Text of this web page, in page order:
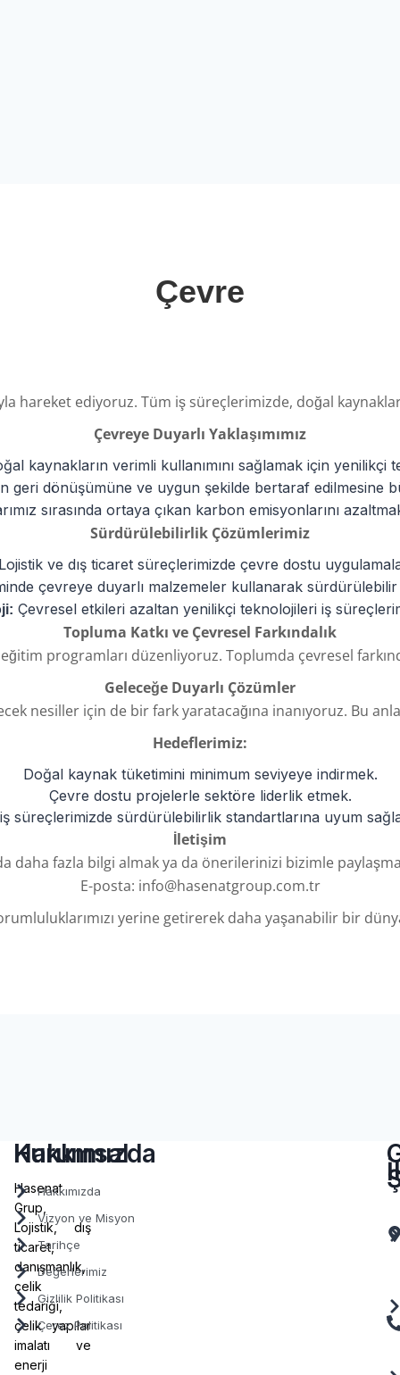
Çevre
ediyoruz. Tüm iş süreçlerimizde, doğal
Çevreye Duyarlı Yaklaşımımız
kaynakların verimli kullanımını sağlamak için yenilikçi
geri dönüşümüne ve uygun şekilde bertaraf edilmesine
sırasında ortaya çıkan karbon emisyonlarını
Sürdürülebilirlik Çözümlerimiz
ve dış ticaret süreçlerimizde çevre dostu
çevreye duyarlı malzemeler kullanarak sürdürülebilir
Çevresel etkileri azaltan yenilikçi teknolojileri iş
Topluma Katkı ve Çevresel Farkındalık
eğitim programları düzenliyoruz. Toplumda çevresel
Geleceğe Duyarlı Çözümler
nesiller için de bir fark yaratacağına inanıyoruz. Bu
Hedeflerimiz:
Doğal kaynak tüketimini minimum seviyeye indirmek.
Çevre dostu projelerle sektöre liderlik etmek.
süreçlerimizde sürdürülebilirlik standartlarına uyum
İletişim
daha fazla bilgi almak ya da önerilerinizi bizimle
E-posta: info@hasenatgroup.com.tr
yerine getirerek daha yaşanabilir bir
Hakkımızda
Hasenat
Grup,
Lojistik, dış
ticaret,
danışmanlık,
çelik
tedariği,
çelik yapılar
imalatı ve
enerji
Kurumsal
Hakkımızda
Vizyon ve Misyon
Tarihçe
Değerlerimiz
Gizlilik Politikası
Çerez Politikası